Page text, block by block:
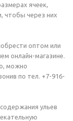
ячеек,
через них
оптом или
онлайн-магазине.
можно
по тел. +7-916-
ульев